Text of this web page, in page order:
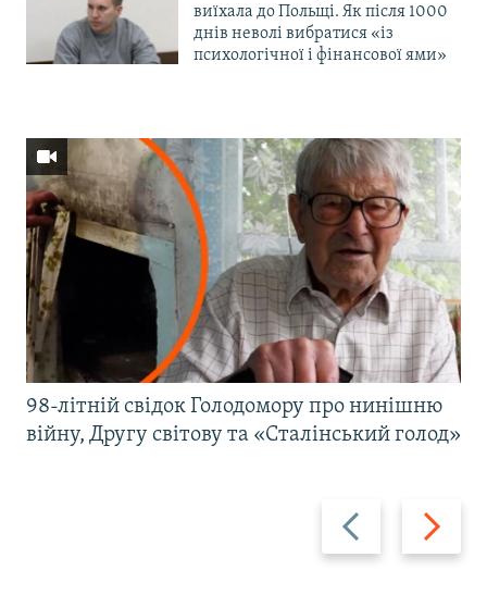
виїхала до Польщі. Як після 1000
днів неволі вибратися «із
психологічної і фінансової ями»
Назад Вперед
98-літній свідок Голодомору про нинішню
війну, Другу світову та «Сталінський голод»